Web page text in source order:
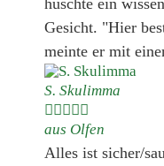
Gesicht. "Hier
meinte er mit
S. Skulimma

aus Olfen
Alles ist sicher/